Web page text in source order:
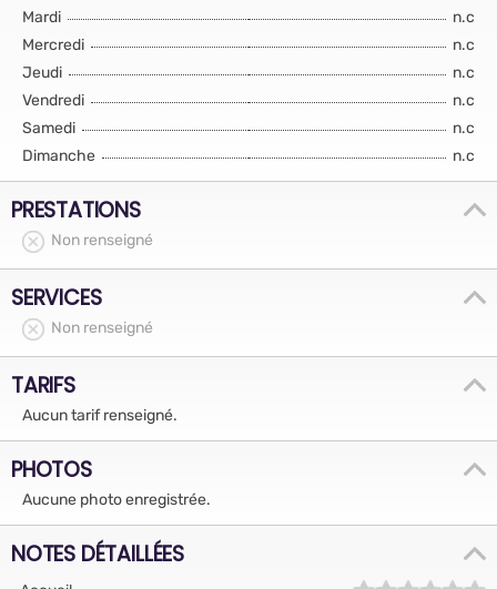
Mardi
n.c
Mercredi
n.c
Jeudi
n.c
Vendredi
n.c
Samedi
n.c
Dimanche
n.c
PRESTATIONS
Non renseigné
SERVICES
Non renseigné
TARIFS
Aucun tarif renseigné.
PHOTOS
Aucune photo enregistrée.
NOTES DÉTAILLÉES